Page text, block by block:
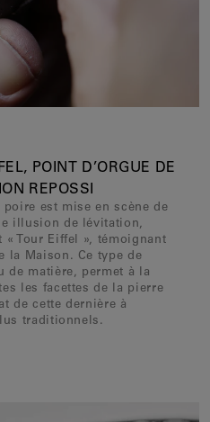
POINT D’ORGUE DE
REPOSSI
est mise en scène de
illusion de lévitation,
Tour Eiffel », témoignant
la Maison. Ce type de
de matière, permet à la
les facettes de la pierre
de cette dernière à
traditionnels.